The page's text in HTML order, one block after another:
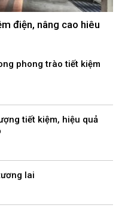
điện, nâng cao hiêu
phong trào tiết kiệm
tiết kiệm, hiệu quả
lai